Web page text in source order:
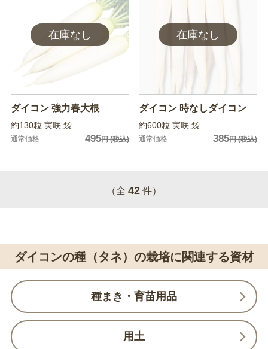
ダイコン 強力春大根
約130粒 実咲 袋
通常価格 495円(税込)
ダイコン 時なしダイコン
約600粒 実咲 袋
通常価格 385円(税込)
（全 42 件）
ダイコンの種（タネ）の栽培に関連する資材
種まき・育苗用品
用土